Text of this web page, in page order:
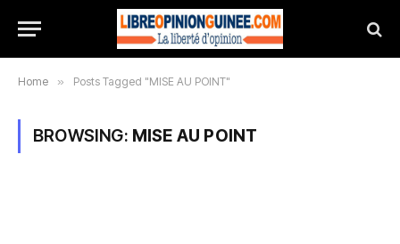
Home » Posts Tagged "MISE AU POINT"
BROWSING: MISE AU POINT